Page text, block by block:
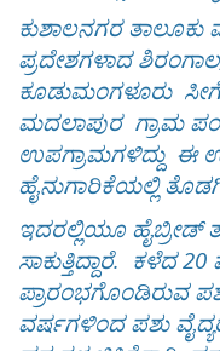
ಕುಶಾಲನಗರ
ಪ್ರದೇಶಗಳಾದ
ಕೂಡುಮಂಗಳೂರು
ಮದಲಾಪುರ ಗ್ರಾಮ
ಉಪಗ್ರಾಮಗಳಿದ್ದು ಈ
ಹೈನುಗಾರಿಕೆಯಲ್ಲಿ
ಇದರಲ್ಲಿಯೂ ಹೈಬ್ರೀಡ್
ಸಾಕುತ್ತಿದ್ದಾರೆ. ಕಳೆದ
ಪ್ರಾರಂಭಗೊಂಡಿರುವ
ವರ್ಷಗಳಿಂದ ಪಶು